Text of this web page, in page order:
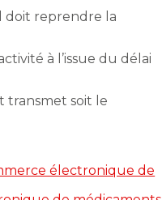
doit reprendre la
à l’issue du délai
transmet soit le
électronique de